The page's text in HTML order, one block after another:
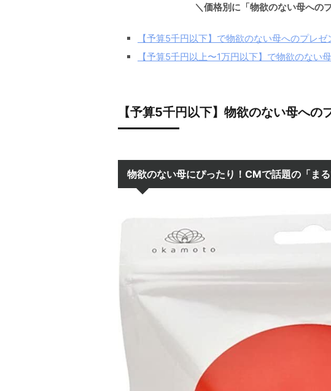
＼価格別に「物欲のない母への
【予算5千円以下】で物欲のない母へのプレ
【予算5千円以上〜1万円以下】で物欲のない
【予算5千円以下】物欲のない母への
物欲のない母にぴったり！CMで話題の「まる